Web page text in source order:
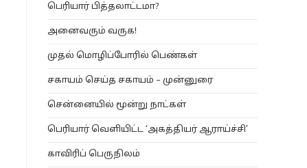
பெரியார் பித்தலாட்டமா?
அனைவரும் வருக!
முதல் மொழிப்போரில் பெண்கள்
சகாயம் செய்த சகாயம் – முன்னுரை
சென்னையில் மூன்று நாட்கள்
பெரியார் வெளியிட்ட ‘அகத்தியர் ஆராய்ச்சி’
காவிரிப் பெருநிலம்